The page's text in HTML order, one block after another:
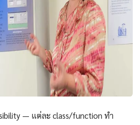
— แต่ละ class/function ทำ